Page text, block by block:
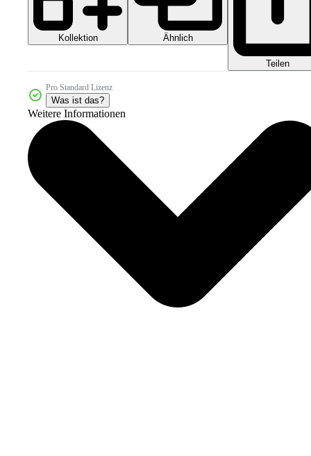
Kollektion Ähnlich
Teilen
Pro Standard Lizenz
Was ist das?
Weitere Informationen